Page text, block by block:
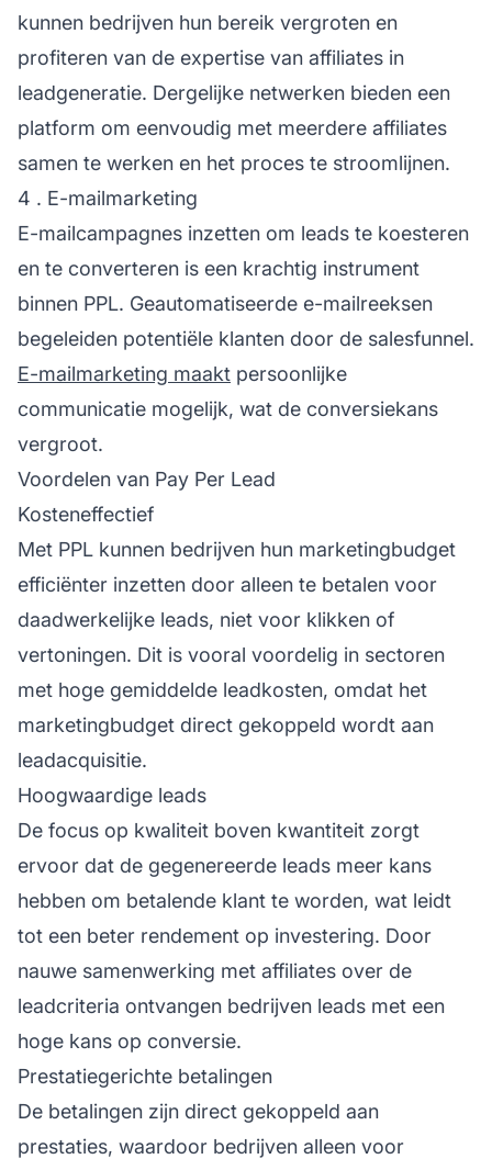
kunnen bedrijven hun bereik vergroten en
profiteren van de expertise van affiliates in
leadgeneratie. Dergelijke netwerken bieden een
platform om eenvoudig met meerdere affiliates
samen te werken en het proces te stroomlijnen.
4 . E-mailmarketing
E-mailcampagnes inzetten om leads te koesteren
en te converteren is een krachtig instrument
binnen PPL. Geautomatiseerde e-mailreeksen
begeleiden potentiële klanten door de salesfunnel.
E-mailmarketing maakt persoonlijke
communicatie mogelijk, wat de conversiekans
vergroot.
Voordelen van Pay Per Lead
Kosteneffectief
Met PPL kunnen bedrijven hun marketingbudget
efficiënter inzetten door alleen te betalen voor
daadwerkelijke leads, niet voor klikken of
vertoningen. Dit is vooral voordelig in sectoren
met hoge gemiddelde leadkosten, omdat het
marketingbudget direct gekoppeld wordt aan
leadacquisitie.
Hoogwaardige leads
De focus op kwaliteit boven kwantiteit zorgt
ervoor dat de gegenereerde leads meer kans
hebben om betalende klant te worden, wat leidt
tot een beter rendement op investering. Door
nauwe samenwerking met affiliates over de
leadcriteria ontvangen bedrijven leads met een
hoge kans op conversie.
Prestatiegerichte betalingen
De betalingen zijn direct gekoppeld aan
prestaties, waardoor bedrijven alleen voor